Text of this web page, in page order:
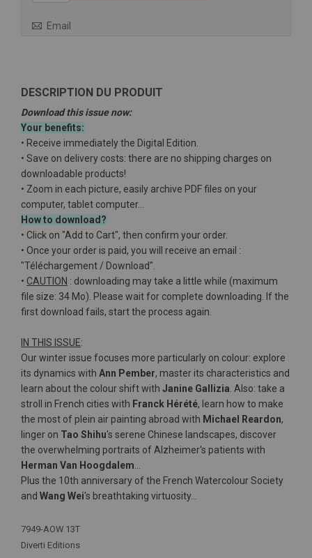
Email
DESCRIPTION DU PRODUIT
Download this issue now:
Your benefits:
• Receive immediately the Digital Edition.
• Save on delivery costs: there are no shipping charges on
downloadable products!
• Zoom in each picture, easily archive PDF files on your
computer, tablet computer…
How to download?
• Click on "Add to Cart", then confirm your order.
• Once your order is paid, you will receive an email :
"Téléchargement / Download".
• CAUTION : downloading may take a little while (maximum
file size: 34 Mo). Please wait for complete downloading. If the
first download fails, start the process again.
IN THIS ISSUE:
Our winter issue focuses more particularly on colour: explore
its dynamics with Ann Pember, master its characteristics and
learn about the colour shift with Janine Gallizia . Also: take a
stroll in French cities with Franck Hérété, learn how to make
the most of plein air painting abroad with Michael Reardon,
linger on Tao Shihu's serene Chinese landscapes, discover
the overwhelming portraits of Alzheimer's patients with
Herman Van Hoogdalem
Plus the 10th anniversary of the French Watercolour Society
and Wang Wei's breathtaking virtuosity…
Plus
d'infos
7949-AOW 13T
Diverti Editions